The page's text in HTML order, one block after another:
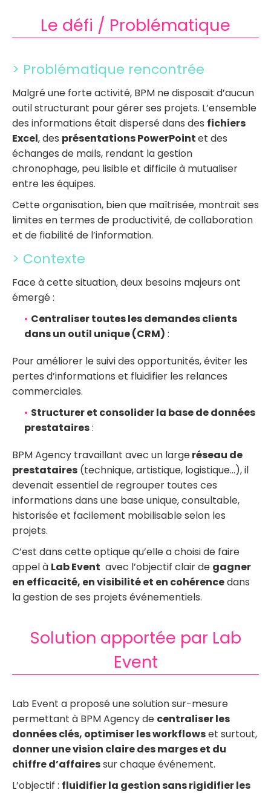
Le défi / Problématique
> Problématique rencontrée
Malgré une forte activité, BPM ne disposait d’aucun
outil structurant pour gérer ses projets. L’ensemble
des informations était dispersé dans des fichiers
Excel, des présentations PowerPointet des
échanges de mails, rendant la gestion
chronophage, peu lisible et difficile à mutualiser
entre les équipes.
Cette organisation, bien que maîtrisée, montrait ses
limites en termes de productivité, de collaboration
et de fiabilité de l’information.
> Contexte
Face à cette situation, deux besoins majeurs ont
émergé :
Centraliser toutes les demandes clients
dans un outil unique (CRM) :
Pour améliorer le suivi des opportunités, éviter les
pertes d’informations et fluidifier les relances
commerciales.
Structurer et consolider la base de données
prestataires:
BPM Agency travaillant avec un largeréseau de
prestataires (technique, artistique, logistique…), il
devenait essentiel de regrouper toutes ces
informations dans une base unique, consultable,
historisée et facilement mobilisable selon les
projets.
C’est dans cette optique qu’elle a choisi de faire
appel à Lab Event avec l’objectif clair de gagner
en efficacité, en visibilité et en cohérencedans
la gestion de ses projets événementiels.
Solution apportée par Lab
Event
Lab Event a proposé une solution sur-mesure
permettant à BPM Agency de centraliser les
données clés, optimiser les workflowset surtout,
donner une vision claire des marges et du
chiffre d’affairessur chaque événement.
L’objectif : fluidifier la gestion sans rigidifier les